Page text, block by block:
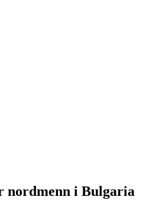
nordmenn i Bulgaria